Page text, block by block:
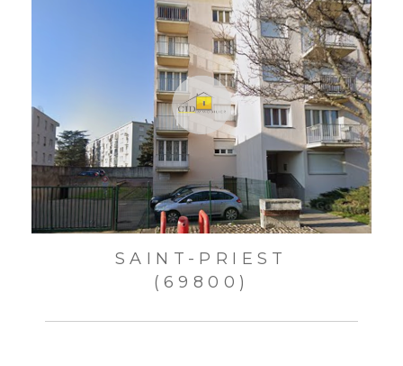
SAINT-PRIEST
(69800)